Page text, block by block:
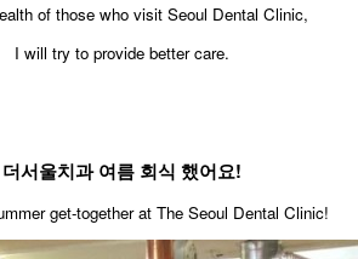
of those who visit Seoul Dental Clinic,
I will try to provide better care.
더서울치과 여름 회식 했어요!
get-together at The Seoul Dental Clinic!